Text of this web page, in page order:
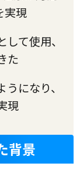
実現
て使用、
た
になり、
現
背景